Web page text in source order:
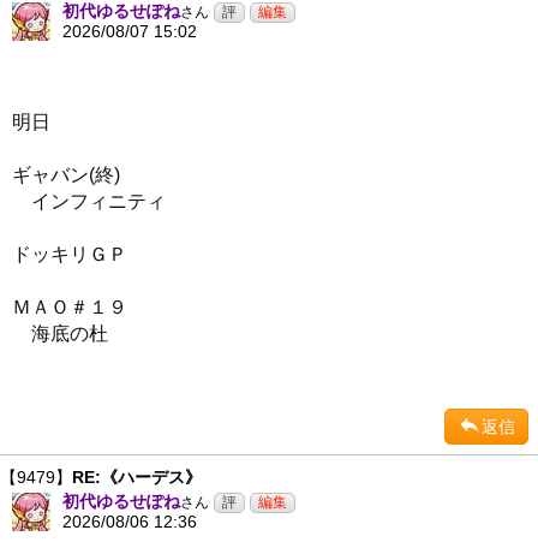
初代ゆるせぽねさん
2026/08/07 15:02
明日
ギャバン(終)
インフィニティ
ドッキリＧＰ
ＭＡＯ＃１９
海底の杜
返信
【9479】 RE:《ハーデス》
初代ゆるせぽねさん
2026/08/06 12:36